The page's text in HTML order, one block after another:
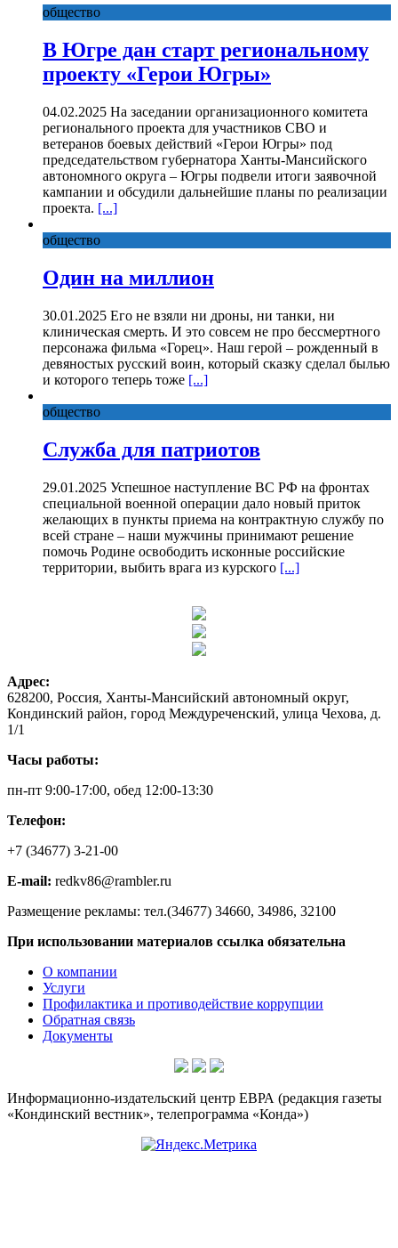
общество
В Югре дан старт региональному
проекту «Герои Югры»
04.02.2025 На заседании организационного комитета
регионального проекта для участников СВО и
ветеранов боевых действий «Герои Югры» под
председательством губернатора Ханты-Мансийского
автономного округа – Югры подвели итоги заявочной
кампании и обсудили дальнейшие планы по реализации
проекта. [...]
общество
Один на миллион
30.01.2025 Его не взяли ни дроны, ни танки, ни
клиническая смерть. И это совсем не про бессмертного
персонажа фильма «Горец». Наш герой – рожденный в
девяностых русский воин, который сказку сделал былью
и которого теперь тоже [...]
общество
Служба для патриотов
29.01.2025 Успешное наступление ВС РФ на фронтах
специальной военной операции дало новый приток
желающих в пункты приема на контрактную службу по
всей стране – наши мужчины принимают решение
помочь Родине освободить исконные российские
территории, выбить врага из курского [...]
Адрес:
628200, Россия, Ханты-Мансийский автономный округ,
Кондинский район, город Междуреченский, улица Чехова, д.
1/1
Часы работы:
пн-пт 9:00-17:00, обед 12:00-13:30
Телефон:
+7 (34677) 3-21-00
E-mail: redkv86@rambler.ru
Размещение рекламы: тел.(34677) 34660, 34986, 32100
При использовании материалов ссылка обязательна
О компании
Услуги
Профилактика и противодействие коррупции
Обратная связь
Документы
Информационно-издательский центр ЕВРА (редакция газеты
«Кондинский вестник», телепрограмма «Конда»)